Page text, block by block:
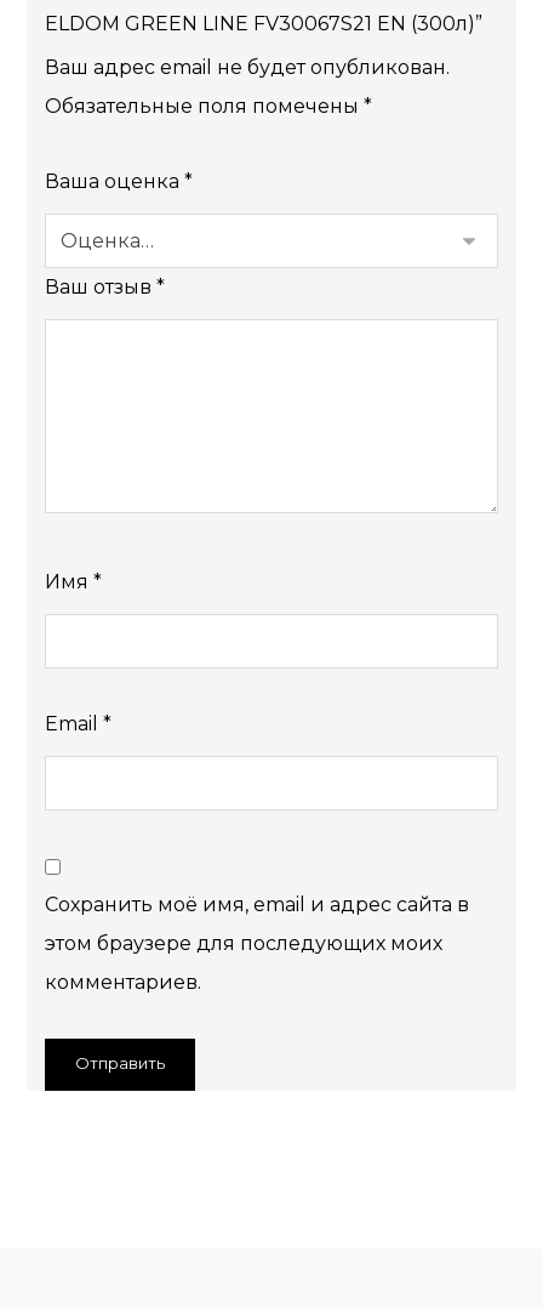
ELDOM GREEN LINE FV30067S21 EN (300л)”
Ваш адрес email не будет опубликован.
Обязательные поля помечены*
Ваша оценка*
Ваш отзыв*
Имя*
Email*
Сохранить моё имя, email и адрес сайта в
этом браузере для последующих моих
комментариев.